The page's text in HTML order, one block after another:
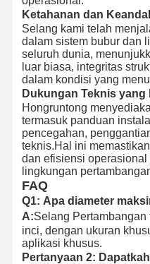
Ketahanan dan
Selang kami telah
dalam sistem bubur dan
seluruh dunia,
luar biasa, integritas
dalam kondisi yang
Dukungan Teknis
Hongruntong
termasuk panduan
pencegahan,
teknis.Hal ini
dan efisiensi
lingkungan
FAQ
Q1: Apa diameter
A:Selang
inci, dengan ukuran
aplikasi khusus.
Pertanyaan 2: